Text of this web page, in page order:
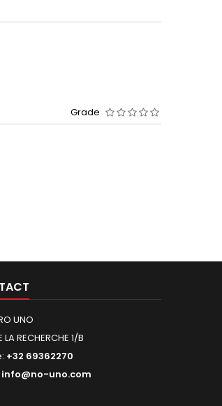
Grade
UNO
LA RECHERCHE 1/B
+32 69362270
info@no-uno.com